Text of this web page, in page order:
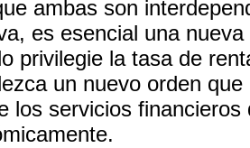
ambas son
es esencial una
privilegie la tasa de
un nuevo orden
los servicios